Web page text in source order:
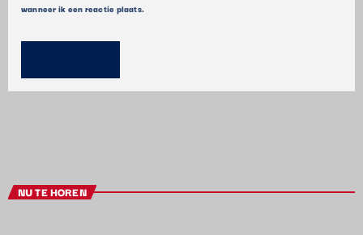
wanneer ik een reactie plaats.
NU TE HOREN